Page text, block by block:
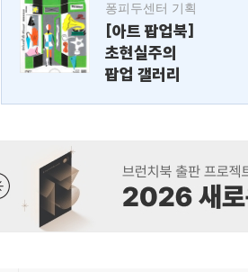
퐁피두센터 기획
[아트 팝업북]
초현실주의
팝업 갤러리